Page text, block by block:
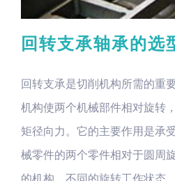
回转支承轴承的选
回转支承是切削机构所需的重
机构使两个机械部件相对旋转
矩径向力。它的主要作用是承
械零件的两个零件相对于圆周
的机构，不同的旋转工作状态